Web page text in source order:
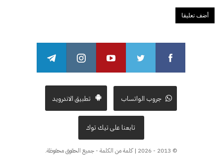
جروب الواتساب تطبيق الاندرويد
تابعنا على تيك توك
© 2013 - 2026 | كلمة من الكلمة - جميع الحقوق محفوظة.